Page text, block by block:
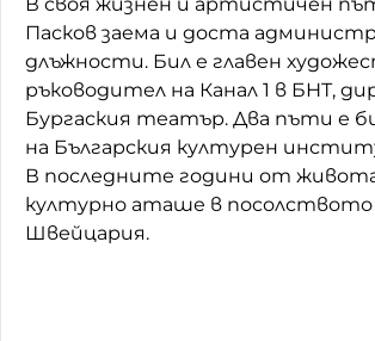
Пасков заема и доста
длъжности. Бил е главен
ръководител на Канал 1 в БНТ,
Бургаския театър. Два пъти е
на Българския културен
В последните години от
културно аташе в посолството
Швейцария.